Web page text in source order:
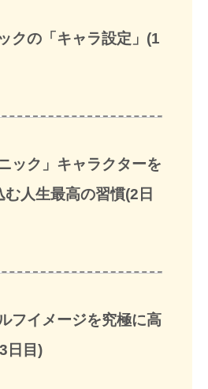
クの「キャラ設定」(1
ック」キャラクターを
人生最高の習慣(2日
フイメージを究極に高
日目)